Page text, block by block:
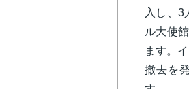
入し、3
ル大使
ます。
撤去を